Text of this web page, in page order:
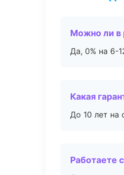
Можно ли в
Да, 0% на 6-
Какая
До 10 лет на
Работаете